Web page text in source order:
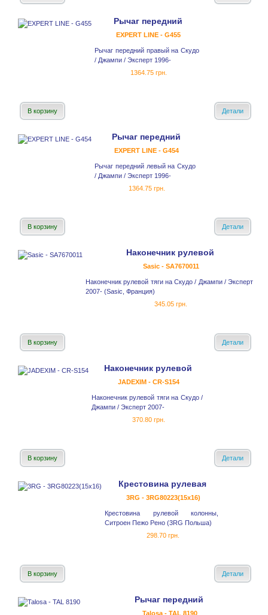
Рычаг передний
EXPERT LINE - G455
Рычаг передний правый на Скудо
/ Джампи / Эксперт 1996-
1364.75 грн.
В корзину Детали
Рычаг передний
EXPERT LINE - G454
Рычаг передний левый на Скудо
/ Джампи / Эксперт 1996-
1364.75 грн.
В корзину Детали
Наконечник рулевой
Sasic - SA7670011
Наконечник рулевой тяги на Скудо / Джампи / Эксперт
2007- (Sasic, Франция)
345.05 грн.
В корзину Детали
Наконечник рулевой
JADEXIM - CR-S154
Наконечник рулевой тяги на Скудо /
Джампи / Эксперт 2007-
370.80 грн.
В корзину Детали
Крестовина рулевая
3RG - 3RG80223(15x16)
Крестовина рулевой колонны,
Ситроен Пежо Рено (3RG Польша)
298.70 грн.
В корзину Детали
Рычаг передний
Talosa - TAL 8190